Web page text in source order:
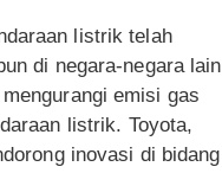
listrik telah
di negara-negara lain
emisi gas
listrik. Toyota,
inovasi di bidang